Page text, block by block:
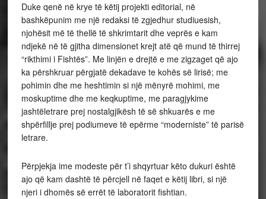
Duke qenë në krye të këtij projekti editorial, në
bashkëpunim me një redaksi të zgjedhur studiuesish,
njohësit më të thellë të shkrimtarit dhe veprës e kam
ndjekë në të gjitha dimensionet krejt atë që mund të thirrej
“rikthimi i Fishtës”. Me linjën e drejtë e me zigzaget që ajo
ka përshkruar përgjatë dekadave te kohës së lirisë; me
pohimin dhe me heshtimin si një mënyrë mohimi, me
moskuptime dhe me keqkuptime, me paragjykime
jashtëletrare prej nostalgjikësh të së shkuarës e me
shpërfillje prej podiumeve të epërme “moderniste” të parisë
letrare.
Përpjekja ime modeste për t’i shqyrtuar këto dukuri është
ajo që kam dashtë të përcjell në faqet e këtij libri, si një
njeri i dhomës së errët të laboratorit fishtian.